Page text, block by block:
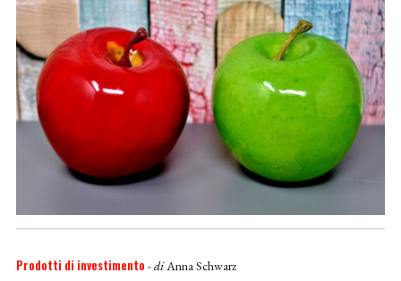
Prodotti di investimento - diAnna Schwarz